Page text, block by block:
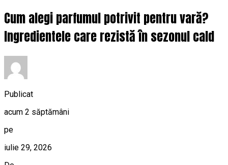
Cum alegi parfumul potrivit pentru vară?
Ingredientele care rezistă în sezonul cald
Publicat
acum 2 săptămâni
pe
iulie 29, 2026